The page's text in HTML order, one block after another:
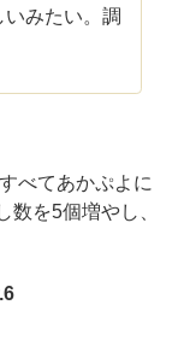
みたい。調
べてあかぷよに
を5個増やし、